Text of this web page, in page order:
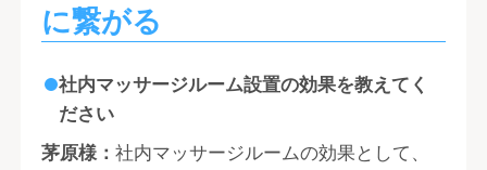
に繋がる
社内マッサージルーム設置の効果を教えてく
ださい
茅原様：社内マッサージルームの効果として、